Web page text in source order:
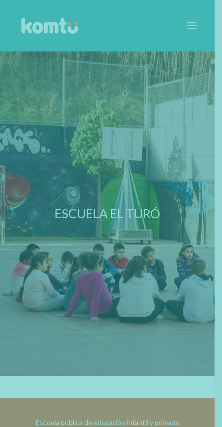
SOBRE EL PROGRAMA
QUÉ OFRECEMOS
CÓMO LO HACEMOS
ARTÍCULOS
EQUIPO
CONTACTA
CATALÀ
ESPAÑOL
ESCUELA EL TURÓ
Escuela pública de educación infantil y primaria